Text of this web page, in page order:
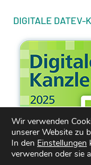
DIGITALE DATEV-
Wir verwenden
unserer Website zu
In den Einstellungen
verwenden oder sie